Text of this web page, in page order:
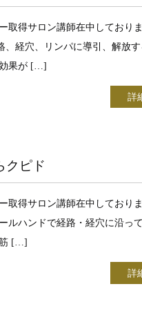
取得サロン講師在中しており
、経穴、リンパに導引、解放
効果が […]
詳
クピド
取得サロン講師在中しており
ハンドで経路・経穴に沿って
筋 […]
詳